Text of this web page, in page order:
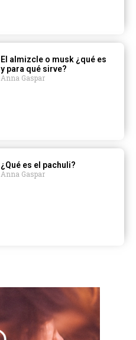
El almizcle o musk ¿qué es
y para qué sirve?
Anna Gaspar
¿Qué es el pachuli?
Anna Gaspar